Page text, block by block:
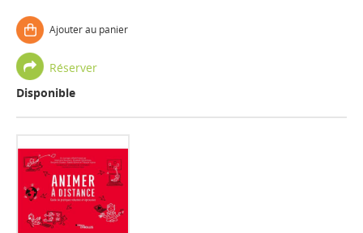
Ajouter au panier
Réserver
Disponible